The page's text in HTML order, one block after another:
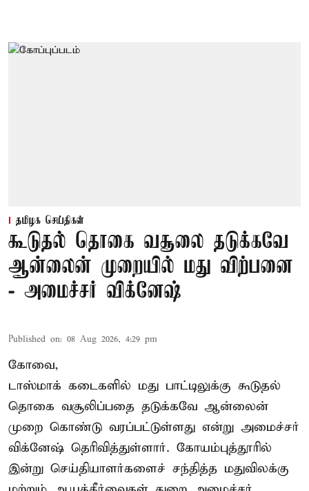
தமிழக செய்திகள்
கூடுதல் தொகை வசூலை தடுக்கவே
ஆன்லைன் முறையில் மது விற்பனை
- அமைச்சர் விக்னேஷ்
Published on: 08 Aug 2026, 4:29 pm
கோவை,
டாஸ்மாக் கடைகளில் மது பாட்டிலுக்கு கூடுதல்
தொகை வசூலிப்பதை தடுக்கவே ஆன்லைன்
முறை கொண்டு வரப்பட்டுள்ளது என்று அமைச்சர்
விக்னேஷ் தெரிவித்துள்ளார். கோயம்புத்தூரில்
இன்று செய்தியாளர்களைச் சந்தித்த மதுவிலக்கு